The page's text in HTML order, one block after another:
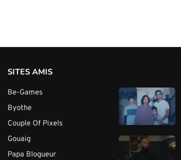
SITES AMIS
Be-Games
Byothe
Couple Of Pixels
Gouaig
Papa Blogueur